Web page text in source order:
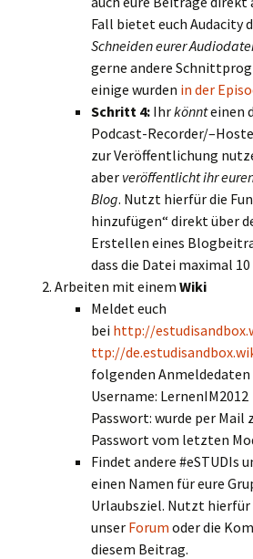
Fall bietet euch Audacity
Schneiden eurer
gerne andere
einige wurden in der
Schritt 4: Ihrkönnteinen
Podcast-Recorder/
zur Veröffentlichung
aber veröffentlicht ihr
Blog. Nutzt hierfür die
hinzufügen“ direkt über
Erstellen eines
dass die Datei maximal
Arbeiten mit einem Wiki
Meldet euch
bei http://
ttp://
folgenden Anmeldedaten
Username: LernenIM2012
Passwort: wurde per Mail
Passwort vom letzten
Findet andere #eSTUDIs
einen Namen für eure
Urlaubsziel. Nutzt
unser Forum oder die
diesem Beitrag.